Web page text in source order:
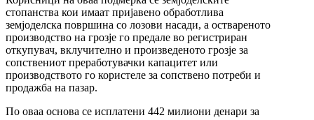
стопанства кои имаат пријавено обработлива
земјоделска површина со лозови насади, а оствареното
производство на грозје го предале во регистриран
откупувач, вклучително и произведеното грозје за
сопствениот преработувачки капацитет или
производството го користеле за сопствено потреби и
продажба на пазар.
По оваа основа се исплатени 442 милиони денари за